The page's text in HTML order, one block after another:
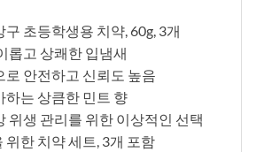
초등학생용 치약, 60g, 3개
롭고 상쾌한 입냄새
로 안전하고 신뢰도 높음
하는 상큼한 민트 향
위생 관리를 위한 이상적인 선택
위한 치약 세트, 3개 포함